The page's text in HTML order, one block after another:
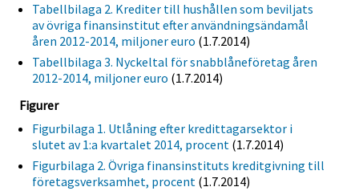
Tabellbilaga 2. Krediter till hushållen som beviljats
av övriga finansinstitut efter användningsändamål
åren 2012-2014, miljoner euro (1.7.2014)
Tabellbilaga 3. Nyckeltal för snabblåneföretag åren
2012-2014, miljoner euro (1.7.2014)
Figurer
Figurbilaga 1. Utlåning efter kredittagarsektor i
slutet av 1:a kvartalet 2014, procent (1.7.2014)
Figurbilaga 2. Övriga finansinstituts kreditgivning till
företagsverksamhet, procent (1.7.2014)